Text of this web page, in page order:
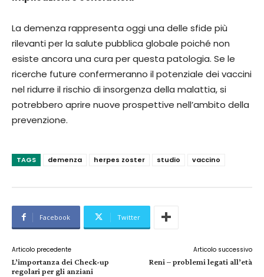
La demenza rappresenta oggi una delle sfide più
rilevanti per la salute pubblica globale poiché non
esiste ancora una cura per questa patologia. Se le
ricerche future confermeranno il potenziale dei vaccini
nel ridurre il rischio di insorgenza della malattia, si
potrebbero aprire nuove prospettive nell’ambito della
prevenzione.
TAGS demenza herpes zoster studio vaccino
Facebook Twitter
Articolo precedente
L’importanza dei Check-up
regolari per gli anziani
Articolo successivo
Reni – problemi legati all’età